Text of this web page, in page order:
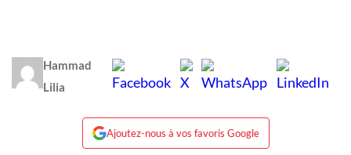
Hammad
Lilia
Ajoutez-nous à vos favoris Google